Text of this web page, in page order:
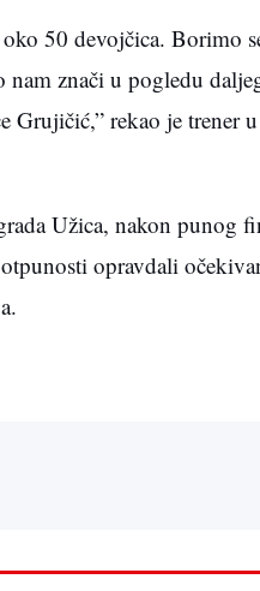
50 devojčica. Borimo
znači u pogledu
rekao je trener
Užica, nakon punog
opravdali